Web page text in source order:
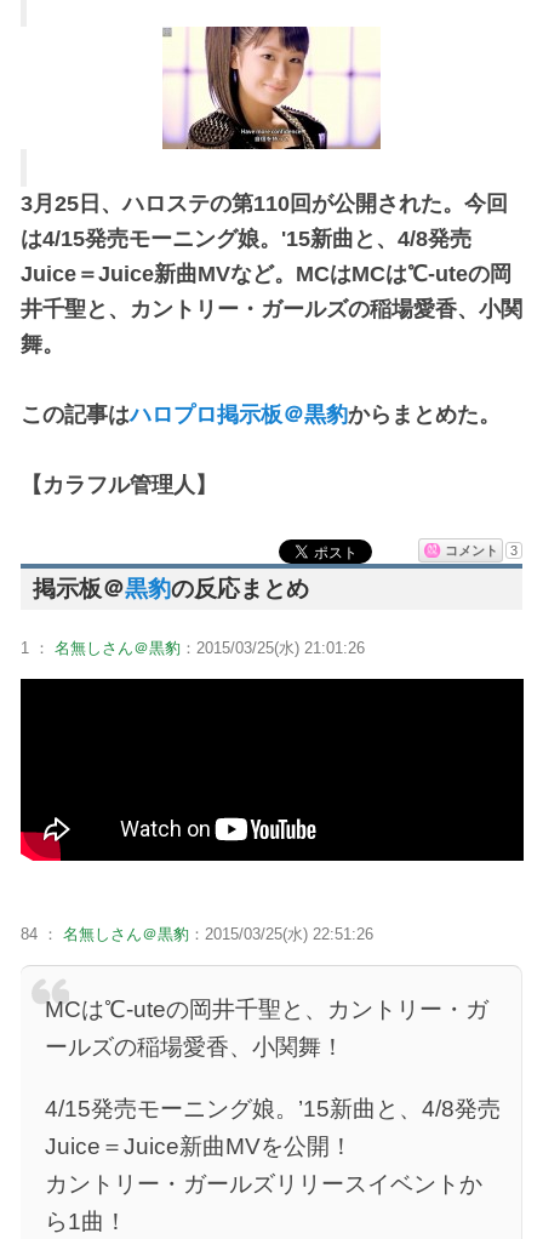
3月25日、ハロステの第110回が公開された。今回
は4/15発売モーニング娘。'15新曲と、4/8発売
Juice＝Juice­新曲MVなど。MCはMCは℃-uteの岡
井千聖と、カントリー・ガールズの稲場愛香、小関
舞。
この記事はハロプロ掲示板＠黒豹からまとめた。
【カラフル管理人】
コメント 3
掲示板＠黒豹の反応まとめ
1 ： 名無しさん＠黒豹 ：2015/03/25(水) 21:01:26
84 ： 名無しさん＠黒豹 ：2015/03/25(水) 22:51:26
MCは℃-uteの岡井千聖と、カントリー・ガ
ールズの稲場愛香、小関舞！
4/15発売モーニング娘。’15新曲と、4/8発売
Juice＝Juice­新曲MVを公開！
カントリー・ガールズリリースイベントか
ら1曲！